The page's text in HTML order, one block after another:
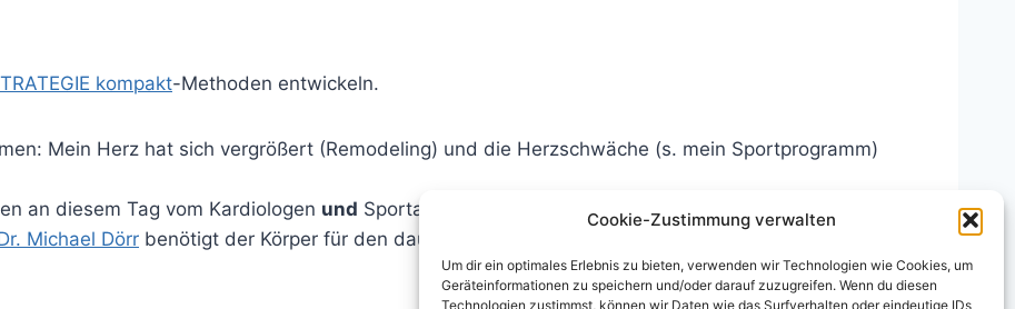
Cookie-Zustimmung verwalten
Um dir ein optimales Erlebnis zu bieten, verwenden wir Technologien wie Cookies, um
Geräteinformationen zu speichern und/oder darauf zuzugreifen. Wenn du diesen
Technologien zustimmst, können wir Daten wie das Surfverhalten oder eindeutige IDs
kompakt-Methoden entwickeln.
Mein Herz hat sich vergrößert (Remodeling) und die Herzschwäche (s. mein Sportprogramm)
an diesem Tag vom Kardiologen und Sportarzt Dr. Andreas Suska , Heidelberg/Walldorf bestätigt.
Michael Dörr benötigt der Körper für den dauerhaften Aufbau der neuen Kraft 4 bis 7 Jahre (ähnlich